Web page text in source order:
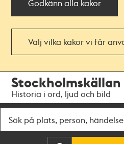
Godkänn alla kakor
Välj vilka kakor vi får
navigationen
huvudinnehållet
Stockholmskällan
Historia i ord, ljud och bild